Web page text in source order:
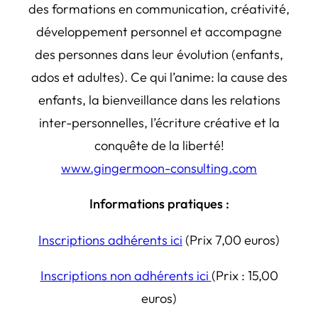
des formations en communication, créativité,
développement personnel et accompagne
des personnes dans leur évolution (enfants,
ados et adultes). Ce qui l’anime: la cause des
enfants, la bienveillance dans les relations
inter-personnelles, l’écriture créative et la
conquête de la liberté!
www.gingermoon-consulting.com
Informations pratiques :
Inscriptions adhérents ici (Prix 7,00 euros)
Inscriptions non adhérents ici (Prix : 15,00
euros)